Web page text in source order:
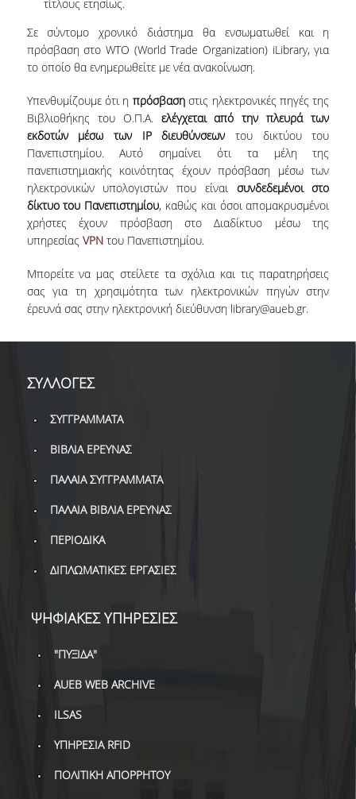
WOS
SCOPUS
GOOGLE SCHOLAR
MICROSOFT ACADEMIC
SEARCH
INCITES JOURNAL
CITATION REPORTS
ΑΚΑΔΗΜΑΪΚΗ ΓΩΝΙΑ
AUEB WEB ARCHIVE
ΣΥΝΕΡΓΕΙΕΣ
τίτλους ετησίως.
Σε σύντομο χρονικό διάστημα θα ενσωματωθεί και η
πρόσβαση στο WTO (World Trade Organization) iLibrary, για
το οποίο θα ενημερωθείτε με νέα ανακοίνωση.
Υπενθυμίζουμε ότι η πρόσβασηστις ηλεκτρονικές πηγές της
Βιβλιοθήκης του Ο.Π.Α. ελέγχεται από την πλευρά των
εκδοτών μέσω των IP διευθύνσεων του δικτύου του
Πανεπιστημίου. Αυτό σημαίνει ότι τα μέλη της
πανεπιστημιακής κοινότητας έχουν πρόσβαση μέσω των
ηλεκτρονικών υπολογιστών που είναι συνδεδεμένοι στο
δίκτυο του Πανεπιστημίου, καθώς και όσοι απομακρυσμένοι
χρήστες έχουν πρόσβαση στο Διαδίκτυο μέσω της
υπηρεσίας VPNτου Πανεπιστημίου.
Μπορείτε να μας στείλετε τα σχόλια και τις παρατηρήσεις
σας για τη χρησιμότητα των ηλεκτρονικών πηγών στην
έρευνά σας στην ηλεκτρονική διεύθυνση library@aueb.gr.
ΣΥΛΛΟΓΕΣ
ΣΥΓΓΡΑΜΜΑΤΑ
ΒΙΒΛΙΑ ΕΡΕΥΝΑΣ
ΠΑΛΑΙΑ ΣΥΓΓΡΑΜΜΑΤΑ
ΠΑΛΑΙΑ ΒΙΒΛΙΑ ΕΡΕΥΝΑΣ
ΠΕΡΙΟΔΙΚΑ
ΔΙΠΛΩΜΑΤΙΚΕΣ ΕΡΓΑΣΙΕΣ
ΨΗΦΙΑΚΕΣ ΥΠΗΡΕΣΙΕΣ
"ΠΥΞΙΔΑ"
AUEB WEB ARCHIVE
ILSAS
ΥΠΗΡΕΣΙΑ RFID
ΠΟΛΙΤΙΚΗ ΑΠΟΡΡΗΤΟΥ